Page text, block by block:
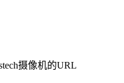
摄像机的URL